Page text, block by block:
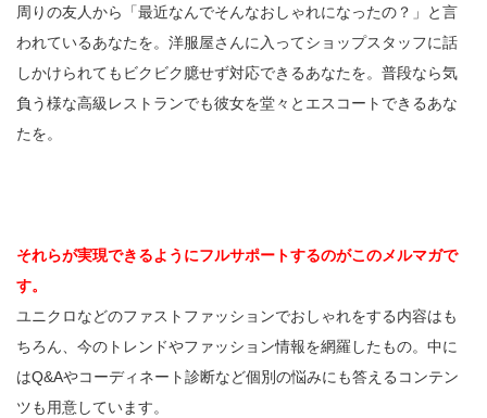
周りの友人から「最近なんでそんなおしゃれになったの？」と言
われているあなたを。洋服屋さんに入ってショップスタッフに話
しかけられてもビクビク臆せず対応できるあなたを。普段なら気
負う様な高級レストランでも彼女を堂々とエスコートできるあな
たを。
それらが実現できるようにフルサポートするのがこのメルマガで
す。
ユニクロなどのファストファッションでおしゃれをする内容はも
ちろん、今のトレンドやファッション情報を網羅したもの。中に
はQ&Aやコーディネート診断など個別の悩みにも答えるコンテン
ツも用意しています。